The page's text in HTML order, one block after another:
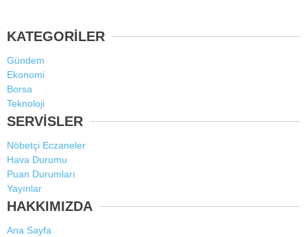
KATEGORİLER
Gündem
Ekonomi
Borsa
Teknoloji
SERVİSLER
Nöbetçi Eczaneler
Hava Durumu
Puan Durumları
Yayınlar
HAKKIMIZDA
Ana Sayfa